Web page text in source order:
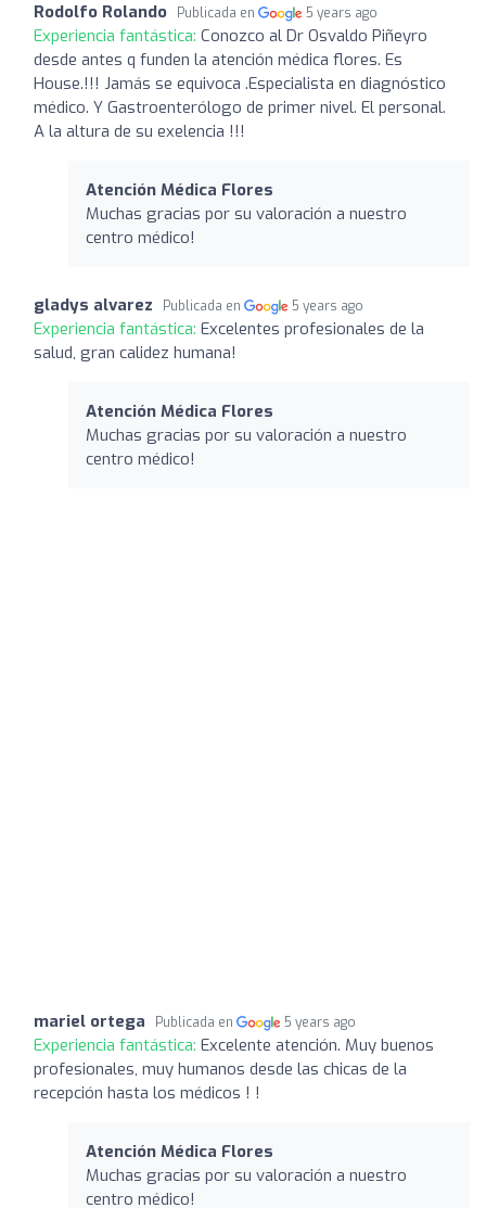
Rodolfo Rolando Publicada en 5 years ago
Experiencia fantástica: Conozco al Dr Osvaldo Piñeyro
desde antes q funden la atención médica flores. Es
House.!!! Jamás se equivoca .Especialista en diagnóstico
médico. Y Gastroenterólogo de primer nivel. El personal.
A la altura de su exelencia !!!
Atención Médica Flores
Muchas gracias por su valoración a nuestro
centro médico!
gladys alvarez Publicada en 5 years ago
Experiencia fantástica: Excelentes profesionales de la
salud, gran calidez humana!
Atención Médica Flores
Muchas gracias por su valoración a nuestro
centro médico!
mariel ortega Publicada en 5 years ago
Experiencia fantástica: Excelente atención. Muy buenos
profesionales, muy humanos desde las chicas de la
recepción hasta los médicos ! !
Atención Médica Flores
Muchas gracias por su valoración a nuestro
centro médico!